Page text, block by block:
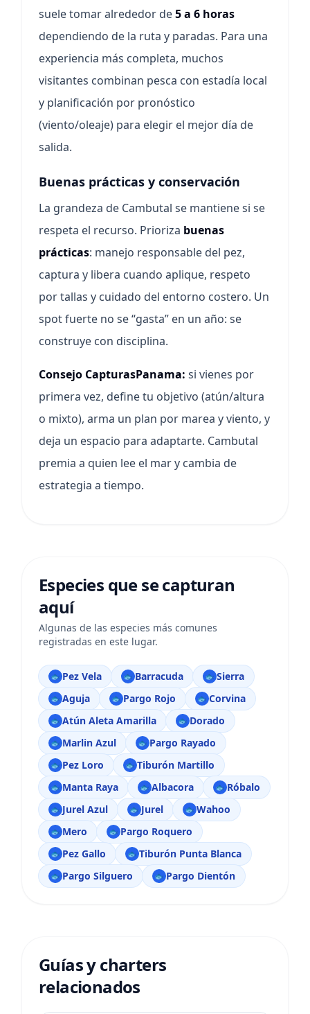
suele tomar alrededor de5 a 6 horas
dependiendo de la ruta y paradas. Para una
experiencia más completa, muchos
visitantes combinan pesca con estadía local
y planificación por pronóstico
(viento/oleaje) para elegir el mejor día de
salida.
Buenas prácticas y conservación
La grandeza de Cambutal se mantiene si se
respeta el recurso. Prioriza buenas
prácticas: manejo responsable del pez,
captura y libera cuando aplique, respeto
por tallas y cuidado del entorno costero. Un
spot fuerte no se “gasta” en un año: se
construye con disciplina.
Consejo CapturasPanama: si vienes por
primera vez, define tu objetivo (atún/altura
o mixto), arma un plan por marea y viento, y
deja un espacio para adaptarte. Cambutal
premia a quien lee el mar y cambia de
estrategia a tiempo.
Especies que se capturan
aquí
Algunas de las especies más comunes
registradas en este lugar.
🐟 Pez Vela 🐟 Barracuda 🐟 Sierra
🐟 Aguja 🐟 Pargo Rojo 🐟 Corvina
🐟 Atún Aleta Amarilla 🐟 Dorado
🐟 Marlin Azul 🐟 Pargo Rayado
🐟 Pez Loro 🐟 Tiburón Martillo
🐟 Manta Raya 🐟 Albacora 🐟 Róbalo
🐟 Jurel Azul 🐟 Jurel 🐟 Wahoo
🐟 Mero 🐟 Pargo Roquero
🐟 Pez Gallo 🐟 Tiburón Punta Blanca
🐟 Pargo Silguero 🐟 Pargo Dientón
Guías y charters
relacionados